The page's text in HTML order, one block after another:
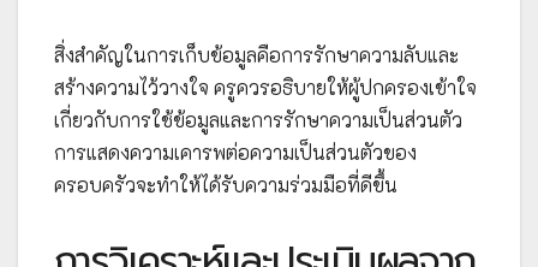
สิ่งสำคัญในการเก็บข้อมูลคือการรักษาความลับและ
สร้างความไว้วางใจ ครูควรอธิบายให้ผู้ปกครองเข้าใจ
เกี่ยวกับการใช้ข้อมูลและการรักษาความเป็นส่วนตัว
การแสดงความเคารพต่อความเป็นส่วนตัวของ
ครอบครัวจะทำให้ได้รับความร่วมมือที่ดีขึ้น